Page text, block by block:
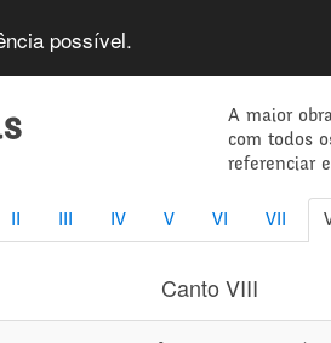
possível.
A maior
com todos
referenciar
IV V VI VII
Canto VIII